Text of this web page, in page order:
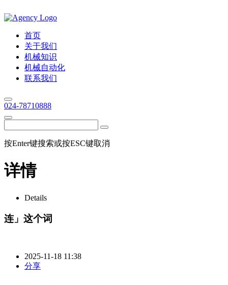
首页
关于我们
机械知识
机械自动化
联系我们
024-78710888
按Enter键搜索或按ESC键取消
详情
Details
连」这个词
2025-11-18 11:38
分享